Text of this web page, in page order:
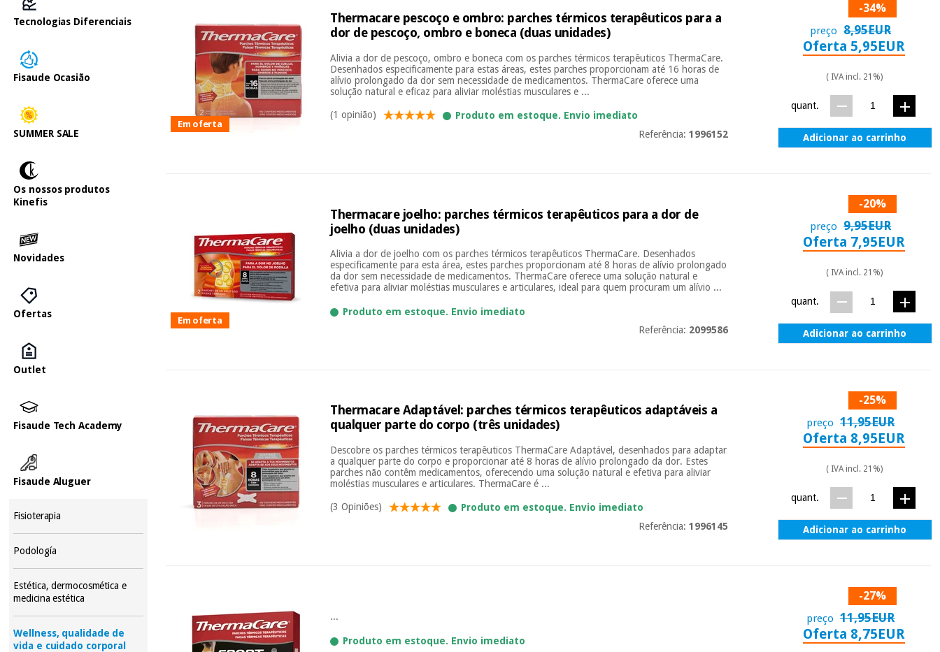
Tecnologias Diferenciais
Fisaude Ocasião
SUMMER SALE
Os nossos produtos
Kinefis
Novidades
Ofertas
Outlet
Fisaude Tech Academy
Fisaude Aluguer
Fisioterapia
Podología
Estética, dermocosmética e
medicina estética
Wellness, qualidade de
vida e cuidado corporal
Em oferta
Thermacare pescoço e ombro: parches térmicos terapêuticos para a
dor de pescoço, ombro e boneca (duas unidades)
Alivia a dor de pescoço, ombro e boneca com os parches térmicos terapêuticos ThermaCare.
Desenhados especificamente para estas áreas, estes parches proporcionam até 16 horas de
alívio prolongado da dor sem necessidade de medicamentos. ThermaCare oferece uma
solução natural e eficaz para aliviar moléstias musculares e ...
(1 opinião)
Produto em estoque. Envio imediato
Referência: 1996152
-34%
preço 8,95EUR
Oferta 5,95EUR
( IVA incl. 21%)
quant.
Adicionar ao carrinho
Em oferta
Thermacare joelho: parches térmicos terapêuticos para a dor de
joelho (duas unidades)
Alivia a dor de joelho com os parches térmicos terapêuticos ThermaCare. Desenhados
especificamente para esta área, estes parches proporcionam até 8 horas de alívio prolongado
da dor sem necessidade de medicamentos. ThermaCare oferece uma solução natural e
efetiva para aliviar moléstias musculares e articulares, ideal para quem procuram um alívio ...
Produto em estoque. Envio imediato
Referência: 2099586
-20%
preço 9,95EUR
Oferta 7,95EUR
( IVA incl. 21%)
quant.
Adicionar ao carrinho
Thermacare Adaptável: parches térmicos terapêuticos adaptáveis a
qualquer parte do corpo (três unidades)
Descobre os parches térmicos terapêuticos ThermaCare Adaptável, desenhados para adaptar
a qualquer parte do corpo e proporcionar até 8 horas de alívio prolongado da dor. Estes
parches não contêm medicamentos, oferecendo uma solução natural e efetiva para aliviar
moléstias musculares e articulares. ThermaCare é ...
(3 Opiniões)
Produto em estoque. Envio imediato
Referência: 1996145
-25%
preço 11,95EUR
Oferta 8,95EUR
( IVA incl. 21%)
quant.
Adicionar ao carrinho
...
Produto em estoque. Envio imediato
-27%
preço 11,95EUR
Oferta 8,75EUR